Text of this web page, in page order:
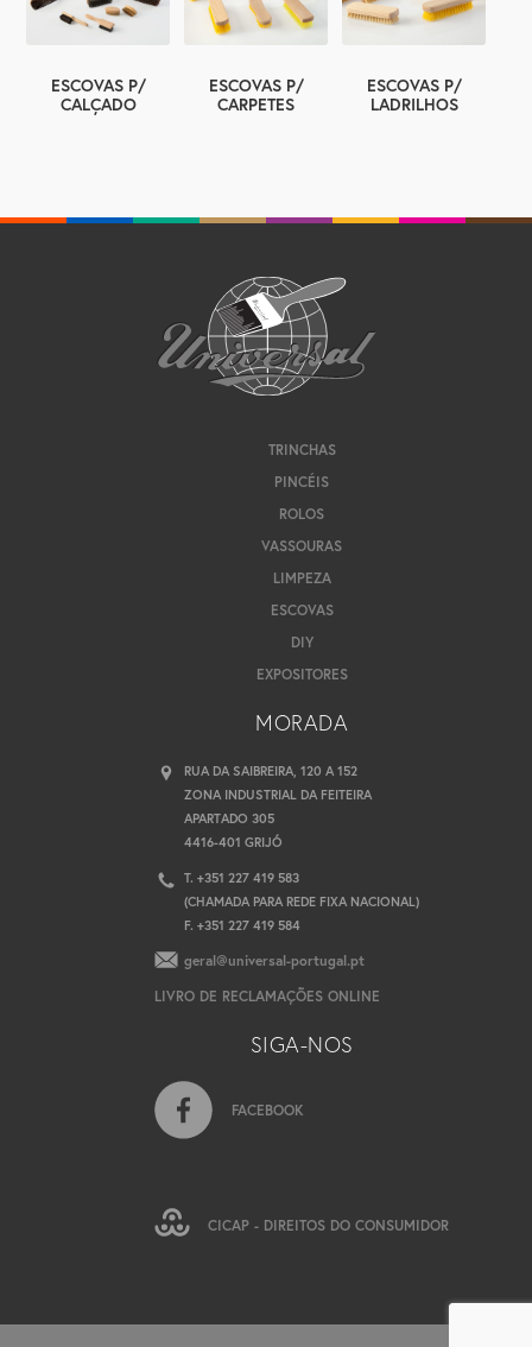
ESCOVAS P/
CALÇADO
ESCOVAS P/
CARPETES
ESCOVAS P/
LADRILHOS
TRINCHAS
PINCÉIS
ROLOS
VASSOURAS
LIMPEZA
ESCOVAS
DIY
EXPOSITORES
MORADA
RUA DA SAIBREIRA, 120 A 152
ZONA INDUSTRIAL DA FEITEIRA
APARTADO 305
4416-401 GRIJÓ
T. +351 227 419 583
(CHAMADA PARA REDE FIXA NACIONAL)
F. +351 227 419 584
geral@universal-portugal.pt
LIVRO DE RECLAMAÇÕES ONLINE
SIGA-NOS
FACEBOOK
CICAP - DIREITOS DO CONSUMIDOR